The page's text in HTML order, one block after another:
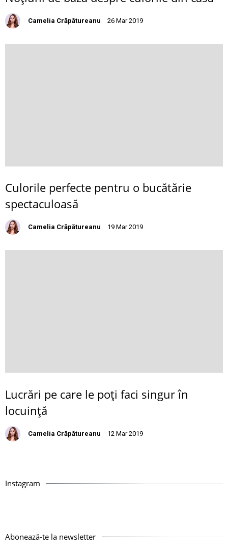
Camelia Crăpătureanu 26 Mar 2019
Culorile perfecte pentru o bucătărie
spectaculoasă
Camelia Crăpătureanu 19 Mar 2019
Lucrări pe care le poţi faci singur în
locuinţă
Camelia Crăpătureanu 12 Mar 2019
Instagram
Abonează-te la newsletter